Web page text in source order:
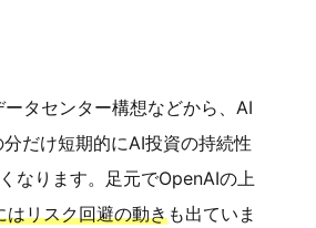
タセンター構想などから、AI
だけ短期的にAI投資の持続性
なります。足元でOpenAIの上
リスク回避の動きも出ていま